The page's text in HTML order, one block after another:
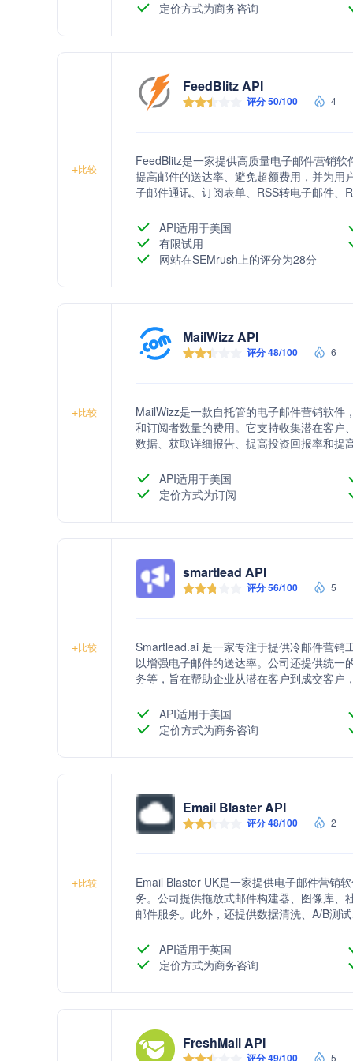
依赖于Inxmail SMTP Mail Relay进行邮件
定价方式为商务咨询
+比较
FeedBlitz API
评分 50/100 4
FeedBlitz是一家提供高质量电子邮件营销
提高邮件的送达率、避免超额费用，并为用
子邮件通讯、订阅表单、RSS转电子邮件
众，并节省时间和资源。
API适用于美国
有限试用
网站在SEMrush上的评分为28分
+比较
MailWizz API
评分 48/100 6
MailWizz是一款自托管的电子邮件营销软
和订阅者数量的费用。它支持收集潜在客户
数据、获取详细报告、提高投资回报率和提
电子邮件营销平台。
API适用于美国
定价方式为订阅
+比较
smartlead API
评分 56/100 5
Smartlead.ai 是一家专注于提供冷邮件营销
以增强电子邮件的送达率。公司还提供统一
务等，旨在帮助企业从潜在客户到成交客户
API适用于美国
定价方式为商务咨询
+比较
Email Blaster API
评分 48/100 2
Email Blaster UK是一家提供电子邮件营销
务。公司提供拖放式邮件构建器、图像库、
邮件服务。此外，还提供数据清洗、A/B测
API适用于英国
定价方式为商务咨询
FreshMail API
评分 49/100 5